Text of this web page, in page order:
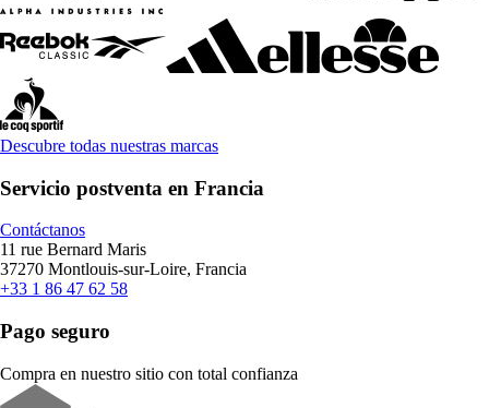
Descubre todas nuestras marcas
Servicio postventa en Francia
Contáctanos
11 rue Bernard Maris
37270 Montlouis-sur-Loire, Francia
+33 1 86 47 62 58
Pago seguro
Compra en nuestro sitio con total confianza